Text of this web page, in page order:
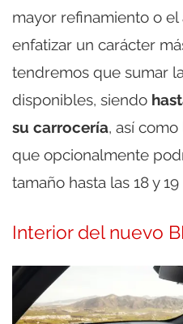
mayor refinamiento o el
enfatizar un carácter
tendremos que sumar
disponibles, siendo
su carrocería, así
que opcionalmente
tamaño hasta las 18 y
Interior del nuevo